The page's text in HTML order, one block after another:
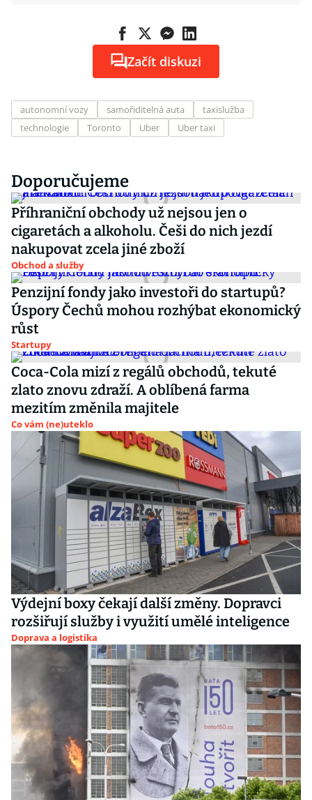
Začít diskuzi
autonomní vozy samořiditelná auta
taxislužba
technologie
Toronto Uber Uber taxi
Doporučujeme
Příhraniční obchody už nejsou jen o
cigaretách a alkoholu. Češi do nich jezdí
nakupovat zcela jiné zboží
Obchod a služby
Penzijní fondy jako investoři do startupů?
Úspory Čechů mohou rozhýbat ekonomický
růst
Startupy
Coca-Cola mizí z regálů obchodů, tekuté
zlato znovu zdraží. A oblíbená farma
mezitím změnila majitele
Co vám (ne)uteklo
Výdejní boxy čekají další změny. Dopravci
rozšiřují služby i využití umělé inteligence
Doprava a logistika